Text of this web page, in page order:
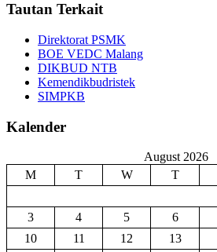
Tautan Terkait
Direktorat PSMK
BOE VEDC Malang
DIKBUD NTB
Kemendikbudristek
SIMPKB
Kalender
August 2026
M
T W T
3
4 5 6
10
11 12 13